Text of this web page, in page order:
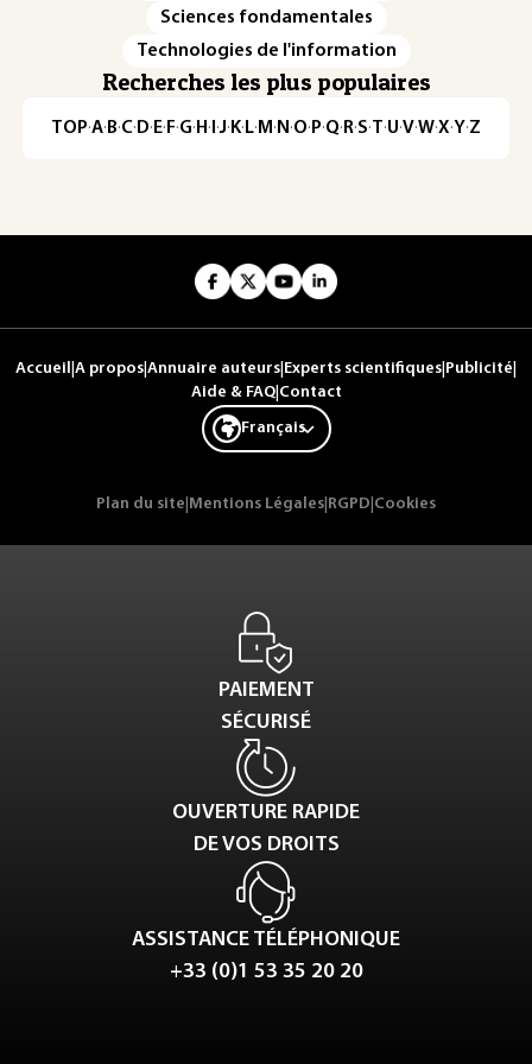
Sciences fondamentales
Technologies de l'information
Recherches les plus populaires
TOP·A·B·C· D· E· F·G· H · ·J· K· L· M · N ·O· P·Q· R·S·T·U·V·W·X·Y·Z
Accueil A propos Annuaire auteurs Experts scientifiques Publicité
Aide & FAQ| Contact
Français
Plan du site Mentions Légales RGPD Cookies
PAIEMENT
SÉCURISÉ
OUVERTURE RAPIDE
DE VOS DROITS
ASSISTANCE TÉLÉPHONIQUE
+33 (0)1 53 35 20 20